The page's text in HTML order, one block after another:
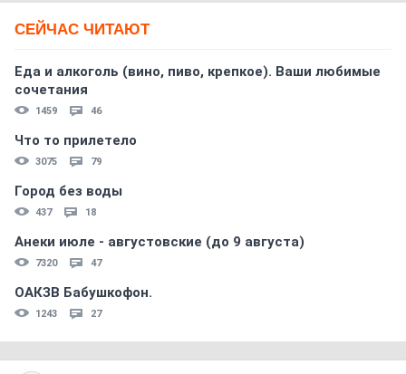
СЕЙЧАС ЧИТАЮТ
Еда и алкоголь (вино, пиво, крепкое). Ваши любимые
сочетания
1459 46
Что то прилетело
3075 79
Город без воды
437 18
Анеки июле - августовские (до 9 августа)
7320 47
ОАКЗВ Бабушкофон.
1243 27